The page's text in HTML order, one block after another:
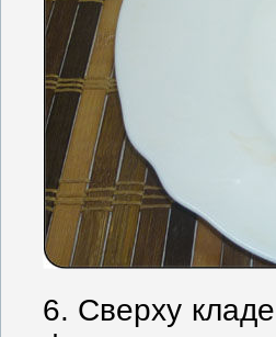
6. Сверху